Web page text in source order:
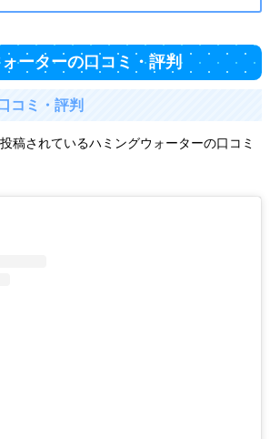
ーターの口コミ・評判
コミ・評判
稿されているハミングウォーターの口コミ